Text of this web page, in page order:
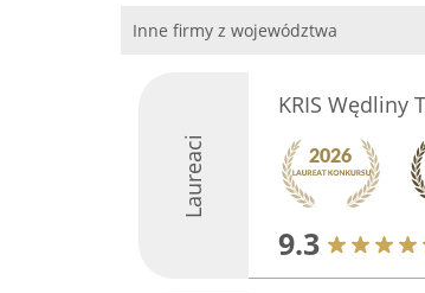
Inne firmy z województwa
Laureaci
KRIS Wędliny
9.3